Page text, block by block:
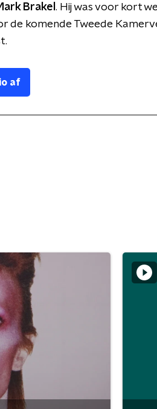
Brakel . Hij was voor kort
de komende Tweede
af